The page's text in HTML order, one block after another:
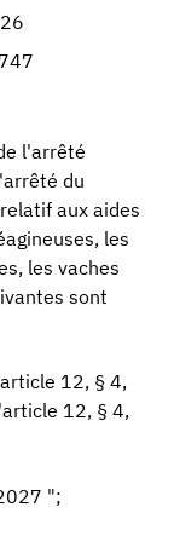
l'arrêté
du
aux aides
les
les vaches
sont
12, § 4,
12, § 4,
";